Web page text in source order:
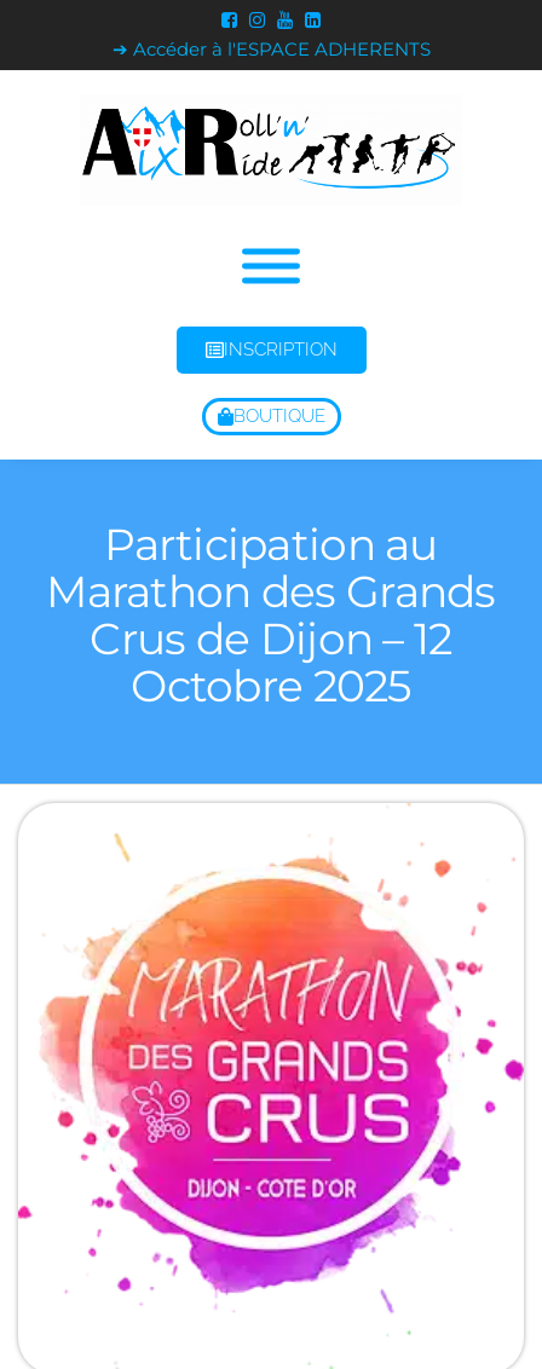
➔ Accéder à l'ESPACE ADHERENTS
INSCRIPTION
BOUTIQUE
Participation au
Marathon des Grands
Crus de Dijon – 12
Octobre 2025